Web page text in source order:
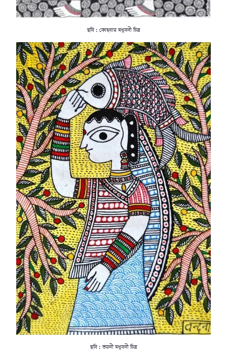
ছবি : কোহবার মধুবনী চিত্র
ছবি : ভরনী মধুবনী চিত্র